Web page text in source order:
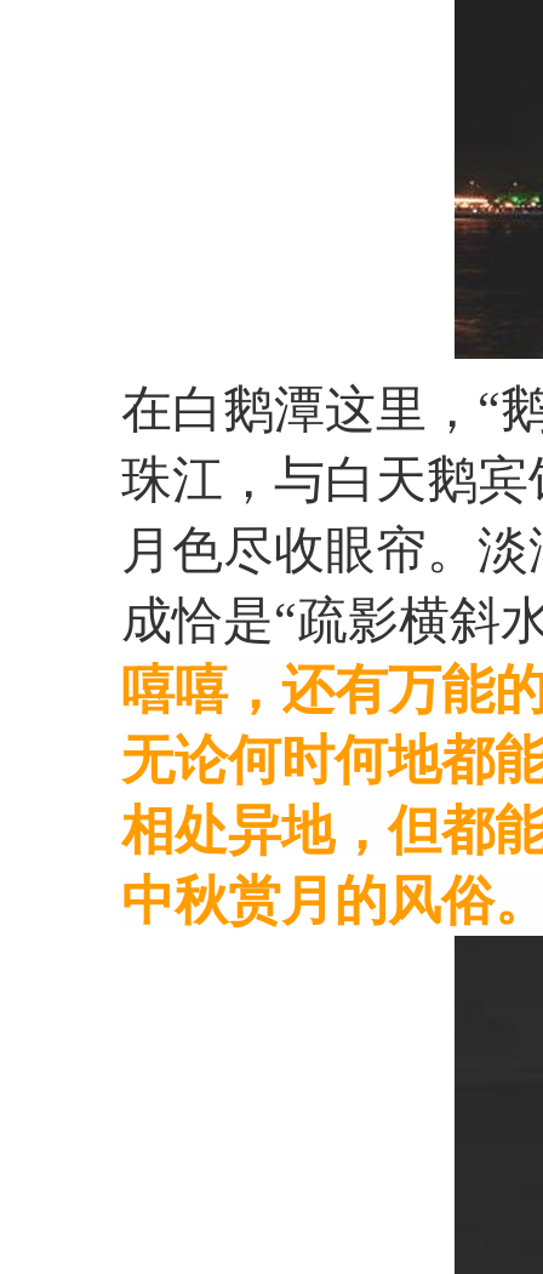
在白鹅潭这里，“
珠江，与白天鹅
月色尽收眼帘。
成恰是“疏影横斜
嘻嘻，还有万能
无论何时何地都
相处异地，但都
中秋赏月的风俗